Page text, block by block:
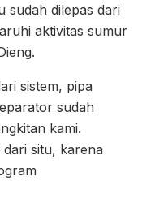
sudah dilepas dari
aktivitas sumur
sistem, pipa
sudah
kami.
situ, karena